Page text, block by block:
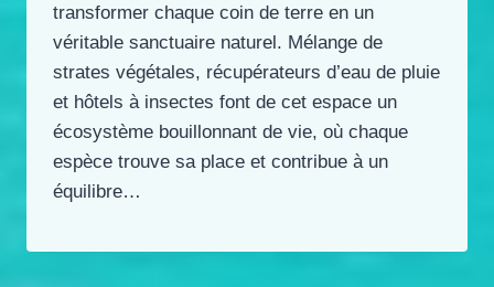
transformer chaque coin de terre en un
véritable sanctuaire naturel. Mélange de
strates végétales, récupérateurs d’eau de pluie
et hôtels à insectes font de cet espace un
écosystème bouillonnant de vie, où chaque
espèce trouve sa place et contribue à un
équilibre…